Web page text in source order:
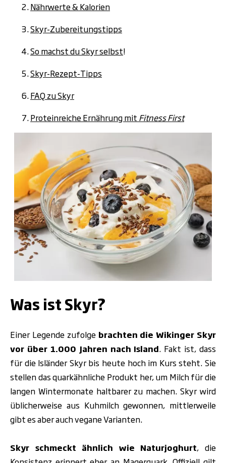
Nährwerte & Kalorien
Skyr-Zubereitungstipps
So machst du Skyr selbst!
Skyr-Rezept-Tipps
FAQ zu Skyr
Proteinreiche Ernährung mit Fitness First
Was ist Skyr?
Einer Legende zufolge brachten die Wikinger Skyr
vor über 1.000 Jahren nach Island. Fakt ist, dass
für die Isländer Skyr bis heute hoch im Kurs steht. Sie
stellen das quarkähnliche Produkt her, um Milch für die
langen Wintermonate haltbarer zu machen. Skyr wird
üblicherweise aus Kuhmilch gewonnen, mittlerweile
gibt es aber auch vegane Varianten.
Skyr schmeckt ähnlich wie Naturjoghurt, die